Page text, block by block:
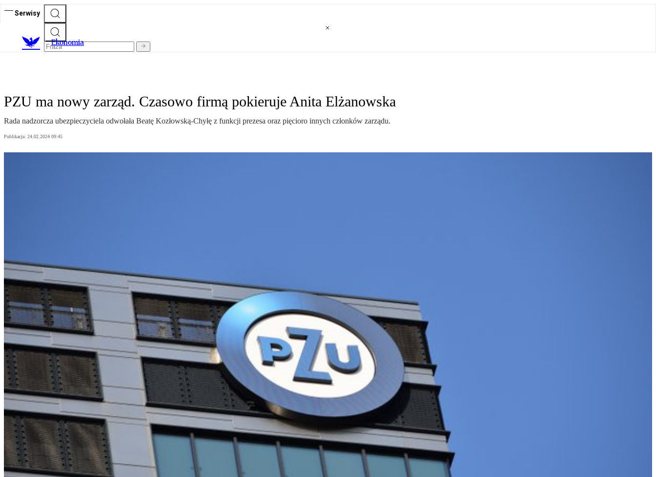
Serwisy
Ekonomia
PZU ma nowy zarząd. Czasowo firmą pokieruje Anita Elżanowska
Rada nadzorcza ubezpieczyciela odwołała Beatę Kozłowską-Chyłę z funkcji prezesa oraz pięcioro innych członków zarządu.
Publikacja: 24.02.2024 09:45